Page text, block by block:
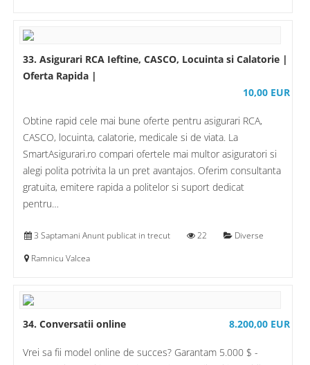
33. Asigurari RCA Ieftine, CASCO, Locuinta si Calatorie |
Oferta Rapida |
10,00 EUR
Obtine rapid cele mai bune oferte pentru asigurari RCA,
CASCO, locuinta, calatorie, medicale si de viata. La
SmartAsigurari.ro compari ofertele mai multor asiguratori si
alegi polita potrivita la un pret avantajos. Oferim consultanta
gratuita, emitere rapida a politelor si suport dedicat
pentru…
3 Saptamani Anunt publicat in trecut 22
Diverse
Ramnicu Valcea
34. Conversatii online 8.200,00 EUR
Vrei sa fii model online de succes? Garantam 5.000 $ -